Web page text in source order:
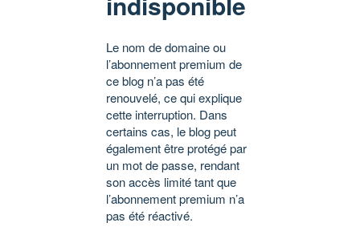
Le nom de domaine ou
l’abonnement premium de
ce blog n’a pas été
renouvelé, ce qui explique
cette interruption. Dans
certains cas, le blog peut
également être protégé par
un mot de passe, rendant
son accès limité tant que
l’abonnement premium n’a
pas été réactivé.